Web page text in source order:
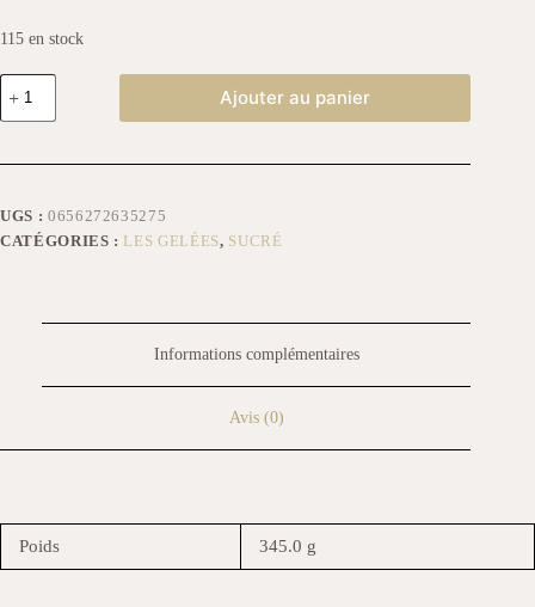
115 en stock
Ajouter au panier
UGS : 0656272635275
CATÉGORIES : LES GELÉES, SUCRÉ
Informations complémentaires
Avis (0)
Poids 345.0 g